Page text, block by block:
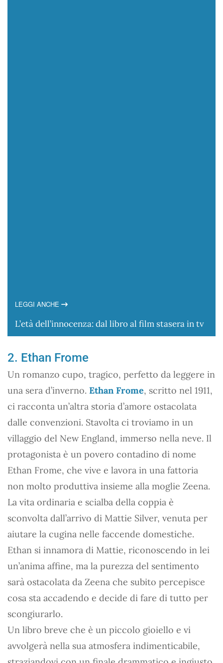
LEGGI ANCHE
L’età dell’innocenza: dal libro al film stasera in tv
2. Ethan Frome
Un romanzo cupo, tragico, perfetto da leggere in
una sera d’inverno. Ethan Frome, scritto nel 1911,
ci racconta un’altra storia d’amore ostacolata
dalle convenzioni. Stavolta ci troviamo in un
villaggio del New England, immerso nella neve. Il
protagonista è un povero contadino di nome
Ethan Frome, che vive e lavora in una fattoria
non molto produttiva insieme alla moglie Zeena.
La vita ordinaria e scialba della coppia è
sconvolta dall’arrivo di Mattie Silver, venuta per
aiutare la cugina nelle faccende domestiche.
Ethan si innamora di Mattie, riconoscendo in lei
un’anima affine, ma la purezza del sentimento
sarà ostacolata da Zeena che subito percepisce
cosa sta accadendo e decide di fare di tutto per
scongiurarlo.
Un libro breve che è un piccolo gioiello e vi
avvolgerà nella sua atmosfera indimenticabile,